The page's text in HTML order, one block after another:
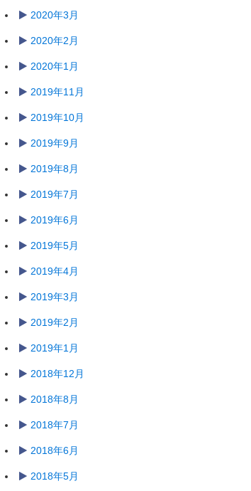
2020年3月
2020年2月
2020年1月
2019年11月
2019年10月
2019年9月
2019年8月
2019年7月
2019年6月
2019年5月
2019年4月
2019年3月
2019年2月
2019年1月
2018年12月
2018年8月
2018年7月
2018年6月
2018年5月